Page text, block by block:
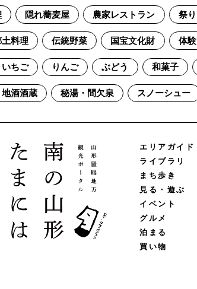
隠れ蕎麦屋 農家レストラン 祭り
土料理 伝統野菜 国宝文化財 体験
いちご りんご ぶどう 和菓子
地酒酒蔵 秘湯・間欠泉 スノーシュー
エリアガイド
ライブラリ
まち歩き
見る・遊ぶ
イベント
グルメ
泊まる
買い物